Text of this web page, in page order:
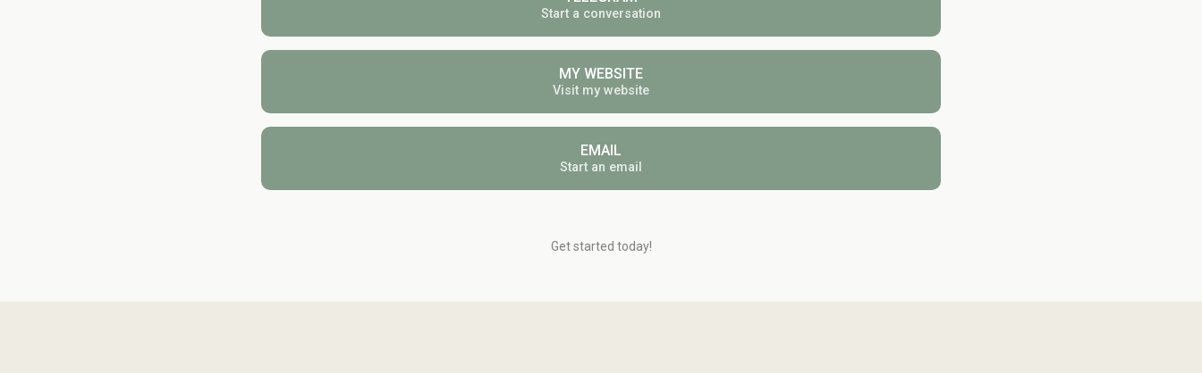
Start a conversation
MY WEBSITE
Visit my website
EMAIL
Start an email
Get started today!